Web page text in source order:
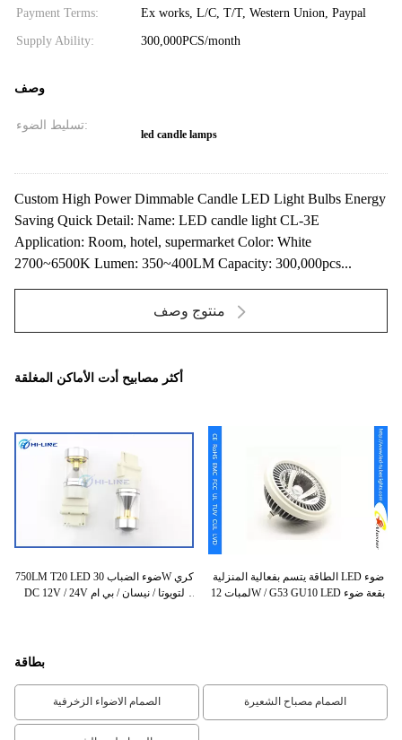
Payment Terms: Ex works, L/C, T/T, Western Union, Paypal
Supply Ability: 300,000PCS/month
وصف
تسليط الضوء:
led candle lamps
Custom High Power Dimmable Candle LED Light Bulbs Energy
Saving Quick Detail: Name: LED candle light CL-3E
Application: Room, hotel, supermarket Color: White
2700~6500K Lumen: 350~400LM Capacity: 300,000pcs...
منتوج وصف
أكثر مصابيح أدت الأماكن المغلقة
750LM T20 LED ضوء الضباب 30W كري
DC 12V / 24V لتويوتا / نيسان / بي ام
الطاقة يتسم بفعالية المنزلية LED ضوء
لمبات 12W / G53 GU10 LED بقعة ضوء
بطاقة
الصمام الاضواء الزخرفية الصمام مصباح الشعيرة